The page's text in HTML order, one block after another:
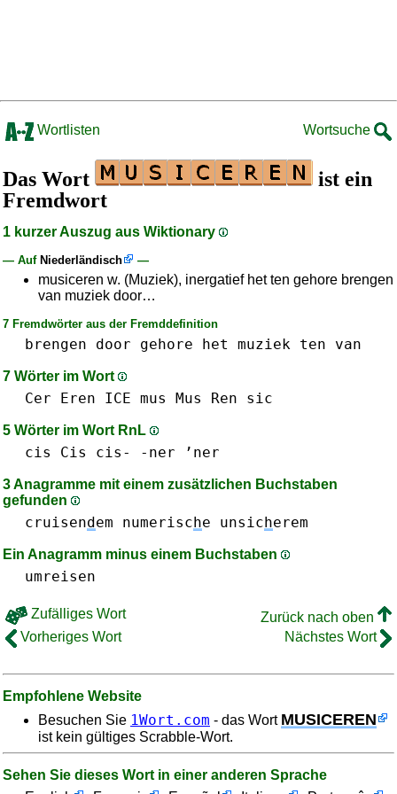
Wortlisten Wortsuche
Das Wort
ist ein
Fremdwort
1 kurzer Auszug aus Wiktionary
— Auf Niederländisch —
musiceren w. (Muziek), inergatief het ten gehore brengen
van muziek door…
7 Fremdwörter aus der Fremddefinition
brengen door gehore het muziek ten van
7 Wörter im Wort
Cer Eren ICE mus Mus Ren sic
5 Wörter im Wort RnL
cis Cis cis- -ner ’ner
3 Anagramme mit einem zusätzlichen Buchstaben
gefunden
cruisendem numerische unsicherem
Ein Anagramm minus einem Buchstaben
umreisen
Zufälliges Wort
Zurück nach oben
Vorheriges Wort
Nächstes Wort
Empfohlene Website
Besuchen Sie 1Wort.com - das Wort MUSICEREN
ist kein gültiges Scrabble-Wort.
Sehen Sie dieses Wort in einer anderen Sprache